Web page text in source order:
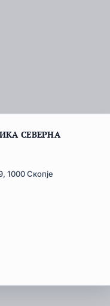
СЕВЕРНА
1000 Скопје